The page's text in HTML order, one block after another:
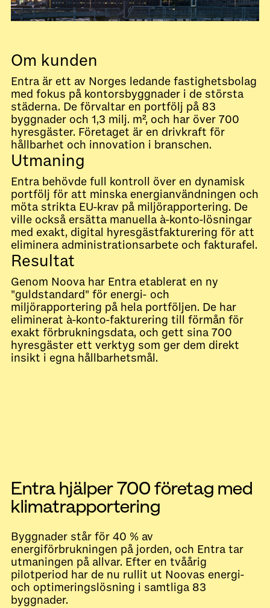
Om kunden
Entra är ett av Norges ledande fastighetsbolag
med fokus på kontorsbyggnader i de största
städerna. De förvaltar en portfölj på 83
byggnader och 1,3 milj. m², och har över 700
hyresgäster. Företaget är en drivkraft för
hållbarhet och innovation i branschen.
Utmaning
Entra behövde full kontroll över en dynamisk
portfölj för att minska energianvändningen och
möta strikta EU-krav på miljörapportering. De
ville också ersätta manuella à-konto-lösningar
med exakt, digital hyresgästfakturering för att
eliminera administrationsarbete och fakturafel.
Resultat
Genom Noova har Entra etablerat en ny
"guldstandard" för energi- och
miljörapportering på hela portföljen. De har
eliminerat à-konto-fakturering till förmån för
exakt förbrukningsdata, och gett sina 700
hyresgäster ett verktyg som ger dem direkt
insikt i egna hållbarhetsmål.
Entra hjälper 700 företag med
klimatrapportering
Byggnader står för 40 % av
energiförbrukningen på jorden, och Entra tar
utmaningen på allvar. Efter en tvåårig
pilotperiod har de nu rullit ut Noovas energi-
och optimeringslösning i samtliga 83
byggnader.